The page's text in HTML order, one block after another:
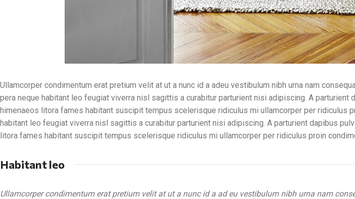
Ullamcorper condimentum erat pretium velit at ut a nunc id a adeu vestibulum nibh urna nam
pera neque habitant leo feugiat viverra nisl sagittis a curabitur parturient nisi adipiscing. A
himenaeos litora fames habitant suscipit tempus scelerisque ridiculus mi ullamcorper per ridiculus
habitant leo feugiat viverra nisl sagittis a curabitur parturient nisi adipiscing. A parturient dapibus
litora fames habitant suscipit tempus scelerisque ridiculus mi ullamcorper per ridiculus proin
Habitant leo
Ullamcorper condimentum erat pretium velit at ut a nunc id a ad eu vestibulum nibh urna nam